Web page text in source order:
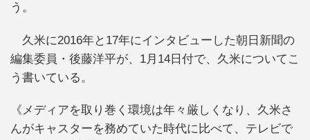
う。
久米に2016年と17年にインタビューした朝日新聞の
編集委員・後藤洋平が、1月14日付で、久米についてこ
う書いている。
《メディアを取り巻く環境は年々厳しくなり、久米さ
んがキャスターを務めていた時代に比べて、テレビで